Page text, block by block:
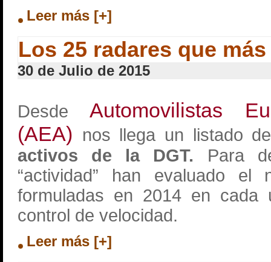
Leer más [+]
Los 25 radares que
30 de Julio de 2015
DesdeAutomovilistas
(AEA) nos llega un listado
activos de la DGT. Para
“actividad” han evaluado el
formuladas en 2014 en
control de velocidad.
Leer más [+]